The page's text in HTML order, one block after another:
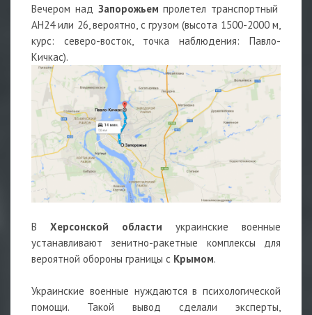
Вечером над Запорожьем пролетел транспортный
АН24 или 26, вероятно, с грузом (высота 1500-2000 м,
курс: северо-восток, точка наблюдения: Павло-
Кичкас).
В Херсонской области украинские военные
устанавливают зенитно-ракетные комплексы для
вероятной обороны границы с Крымом.
Украинские военные нуждаются в психологической
помощи. Такой вывод сделали эксперты,